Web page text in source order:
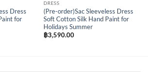
Dress
for
DRESS
(Pre-order)Sac Sleeveless Dress
Soft Cotton Silk Hand Paint for
Holidays Summer
฿3,590.00